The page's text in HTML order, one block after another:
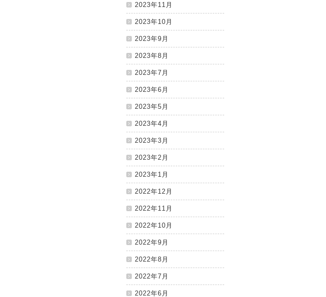
2023年11月
2023年10月
2023年9月
2023年8月
2023年7月
2023年6月
2023年5月
2023年4月
2023年3月
2023年2月
2023年1月
2022年12月
2022年11月
2022年10月
2022年9月
2022年8月
2022年7月
2022年6月